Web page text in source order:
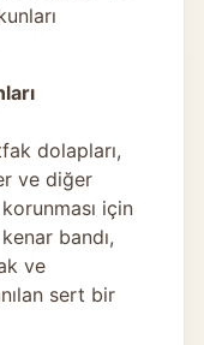
dolapları,
ve diğer
için
bandı,
ve
sert bir